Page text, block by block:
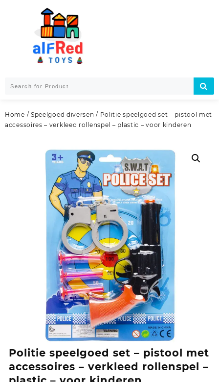
Home / Speelgoed diversen / Politie speelgoed set – pistool met
accessoires – verkleed rollenspel – plastic – voor kinderen
Politie speelgoed set – pistool met
accessoires – verkleed rollenspel –